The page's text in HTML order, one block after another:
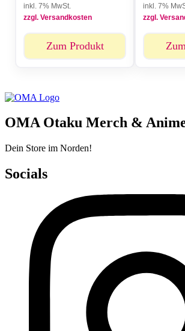
inkl. 7% MwSt.
zzgl. Versandkosten
Zum Produkt
inkl. 7%
zzgl.
OMA Otaku Merch &
Dein Store im Norden!
Socials